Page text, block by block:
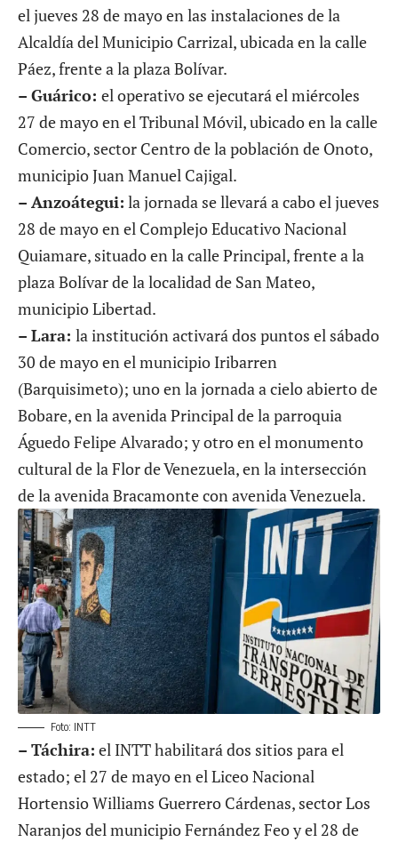
el jueves 28 de mayo en las instalaciones de la
Alcaldía del Municipio Carrizal, ubicada en la calle
Páez, frente a la plaza Bolívar.
– Guárico: el operativo se ejecutará el miércoles
27 de mayo en el Tribunal Móvil, ubicado en la calle
Comercio, sector Centro de la población de Onoto,
municipio Juan Manuel Cajigal.
– Anzoátegui: la jornada se llevará a cabo el jueves
28 de mayo en el Complejo Educativo Nacional
Quiamare, situado en la calle Principal, frente a la
plaza Bolívar de la localidad de San Mateo,
municipio Libertad.
– Lara: la institución activará dos puntos el sábado
30 de mayo en el municipio Iribarren
(Barquisimeto); uno en la jornada a cielo abierto de
Bobare, en la avenida Principal de la parroquia
Águedo Felipe Alvarado; y otro en el monumento
cultural de la Flor de Venezuela, en la intersección
de la avenida Bracamonte con avenida Venezuela.
Foto: INTT
– Táchira: el INTT habilitará dos sitios para el
estado; el 27 de mayo en el Liceo Nacional
Hortensio Williams Guerrero Cárdenas, sector Los
Naranjos del municipio Fernández Feo y el 28 de